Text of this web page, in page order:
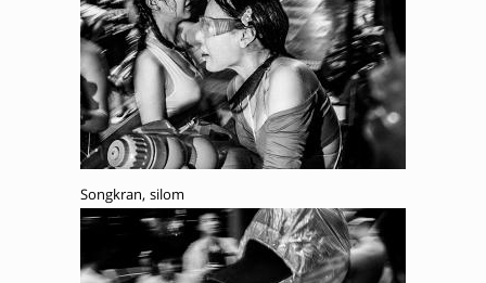
Songkran, silom